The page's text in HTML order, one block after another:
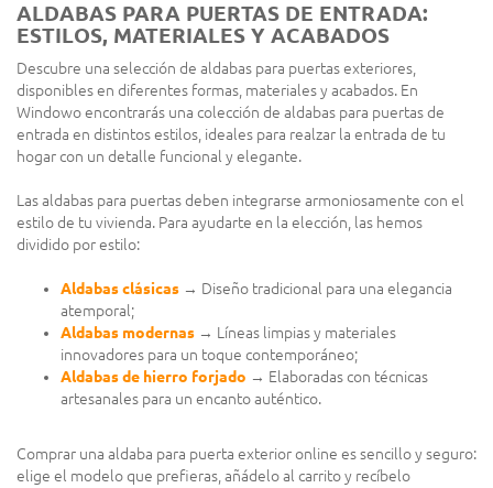
ALDABAS PARA PUERTAS DE ENTRADA:
ESTILOS, MATERIALES Y ACABADOS
Descubre una selección de aldabas para puertas exteriores,
disponibles en diferentes formas, materiales y acabados. En
Windowo encontrarás una colección de aldabas para puertas de
entrada en distintos estilos, ideales para realzar la entrada de tu
hogar con un detalle funcional y elegante.
Las aldabas para puertas deben integrarse armoniosamente con el
estilo de tu vivienda. Para ayudarte en la elección, las hemos
dividido por estilo:
Aldabas clásicas → Diseño tradicional para una elegancia
atemporal;
Aldabas modernas → Líneas limpias y materiales
innovadores para un toque contemporáneo;
Aldabas de hierro forjado → Elaboradas con técnicas
artesanales para un encanto auténtico.
Comprar una aldaba para puerta exterior online es sencillo y seguro:
elige el modelo que prefieras, añádelo al carrito y recíbelo